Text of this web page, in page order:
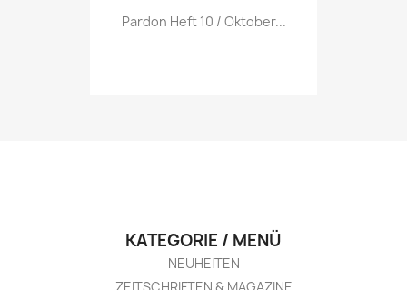
Vorschau
Pardon Heft 10 / Oktober...
KATEGORIE / MENÜ
NEUHEITEN